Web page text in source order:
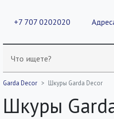
+7 707 0202020
Что ищете?
Garda Decor Шкуры Garda Decor
Шкуры